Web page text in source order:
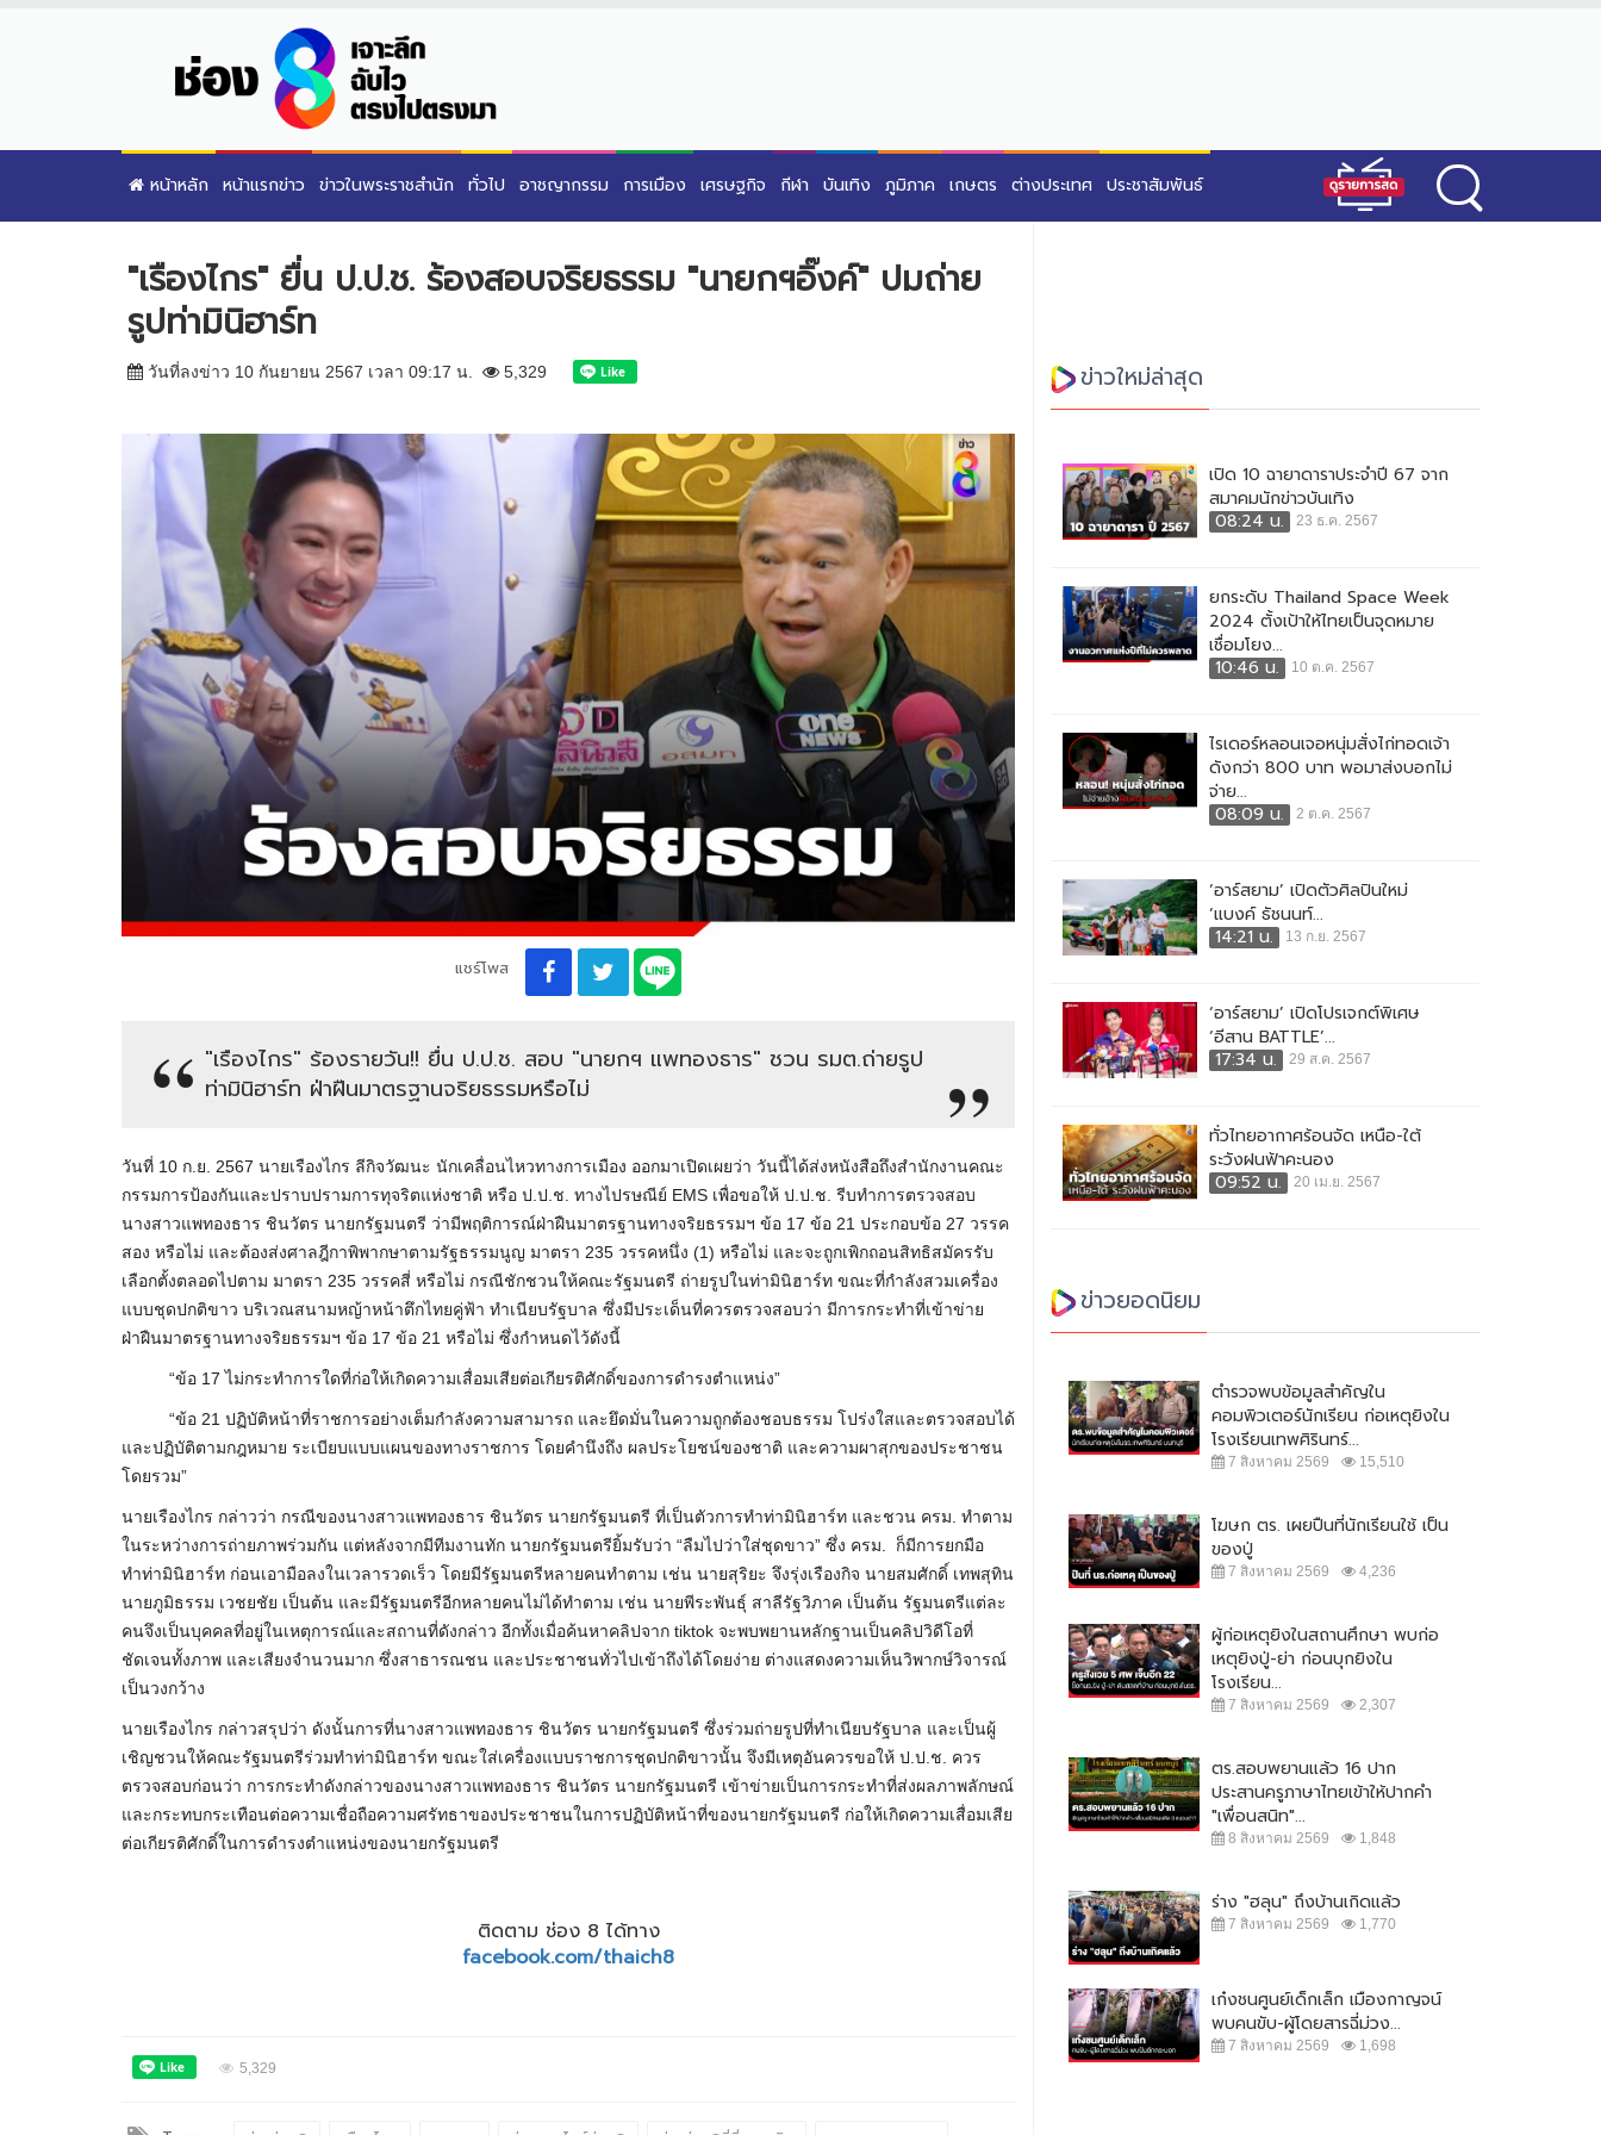
หน้าหลัก หน้าแรกข่าว ข่าวในพระราชสำนัก ทั่วไป อาชญากรรม การเมือง เศรษฐกิจ กีฬา บันเทิง ภูมิภาค เกษตร ต่างประเทศ ประชาสัมพันธ์
"เรืองไกร" ยื่น ป.ป.ช. ร้องสอบจริยธรรม "นายกฯอิ๊งค์" ปมถ่าย
รูปท่ามินิฮาร์ท
วันที่ลงข่าว 10 กันยายน 2567 เวลา 09:17 น. 5,329
แชร์โพส
"เรืองไกร" ร้องรายวัน​!! ยื่น​ ป.ป.ช. สอบ​ "นายกฯ แพทองธาร" ชวน รมต.ถ่ายรูป
ท่ามินิฮาร์ท ฝ่าฝืนมาตรฐานจริยธรรมหรือไม่
วันที่ 10 ก.ย. 2567 นายเรืองไกร ลีกิจวัฒนะ นักเคลื่อนไหวทางการเมือง ออกมาเปิดเผยว่า วันนี้ได้ส่งหนังสือถึงสำนักงานคณะ
กรรมการป้องกันและปราบปรามการทุจริตแห่งชาติ หรือ ป.ป.ช. ทางไปรษณีย์ EMS เพื่อขอให้ ป.ป.ช. รีบทำการตรวจสอบ
นางสาวแพทองธาร ชินวัตร นายกรัฐมนตรี ว่ามีพฤติการณ์ฝ่าฝืนมาตรฐานทางจริยธรรมฯ ข้อ 17 ข้อ 21 ประกอบข้อ 27 วรรค
สอง หรือไม่ และต้องส่งศาลฎีกาพิพากษาตามรัฐธรรมนูญ มาตรา 235 วรรคหนึ่ง (1) หรือไม่ และจะถูกเพิกถอนสิทธิสมัครรับ
เลือกตั้งตลอดไปตาม มาตรา 235 วรรคสี่ หรือไม่ กรณีชักชวนให้คณะรัฐมนตรี ถ่ายรูปในท่ามินิฮาร์ท ขณะที่กำลังสวมเครื่อง
แบบชุดปกติขาว บริเวณสนามหญ้าหน้าตึกไทยคู่ฟ้า ทำเนียบรัฐบาล ซึ่งมีประเด็นที่ควรตรวจสอบว่า มีการกระทำที่เข้าข่าย
ฝ่าฝืนมาตรฐานทางจริยธรรมฯ ข้อ 17 ข้อ 21 หรือไม่ ซึ่งกำหนดไว้ดังนี้
“ข้อ 17 ไม่กระทำการใดที่ก่อให้เกิดความเสื่อมเสียต่อเกียรติศักดิ์ของการดำรงตำแหน่ง”
“ข้อ 21 ปฏิบัติหน้าที่ราชการอย่างเต็มกําลังความสามารถ และยึดมั่นในความถูกต้องชอบธรรม โปร่งใสและตรวจสอบได้
และปฏิบัติตามกฎหมาย ระเบียบแบบแผนของทางราชการ โดยคำนึงถึง ผลประโยชน์ของชาติ และความผาสุกของประชาชน
โดยรวม”
นายเรืองไกร กล่าวว่า กรณีของนางสาวแพทองธาร ชินวัตร นายกรัฐมนตรี ที่เป็นตัวการทำท่ามินิฮาร์ท และชวน ครม. ทำตาม
ในระหว่างการถ่ายภาพร่วมกัน แต่หลังจากมีทีมงานทัก นายกรัฐมนตรียิ้มรับว่า “ลืมไปว่าใส่ชุดขาว” ซึ่ง ครม. ก็มีการยกมือ
ทำท่ามินิฮาร์ท ก่อนเอามือลงในเวลารวดเร็ว โดยมีรัฐมนตรีหลายคนทำตาม เช่น นายสุริยะ จึงรุ่งเรืองกิจ นายสมศักดิ์ เทพสุทิน
นายภูมิธรรม เวชยชัย เป็นต้น และมีรัฐมนตรีอีกหลายคนไม่ได้ทำตาม เช่น นายพีระพันธุ์ สาลีรัฐวิภาค เป็นต้น รัฐมนตรีแต่ละ
คนจึงเป็นบุคคลที่อยู่ในเหตุการณ์และสถานที่ดังกล่าว อีกทั้งเมื่อค้นหาคลิปจาก tiktok จะพบพยานหลักฐานเป็นคลิปวิดีโอที่
ชัดเจนทั้งภาพ และเสียงจำนวนมาก ซึ่งสาธารณชน และประชาชนทั่วไปเข้าถึงได้โดยง่าย ต่างแสดงความเห็นวิพากษ์วิจารณ์
เป็นวงกว้าง
นายเรืองไกร กล่าวสรุปว่า ดังนั้นการที่นางสาวแพทองธาร ชินวัตร นายกรัฐมนตรี ซึ่งร่วมถ่ายรูปที่ทำเนียบรัฐบาล และเป็นผู้
เชิญชวนให้คณะรัฐมนตรีร่วมทำท่ามินิฮาร์ท ขณะใส่เครื่องแบบราชการชุดปกติขาวนั้น จึงมีเหตุอันควรขอให้ ป.ป.ช. ควร
ตรวจสอบก่อนว่า การกระทำดังกล่าวของนางสาวแพทองธาร ชินวัตร นายกรัฐมนตรี เข้าข่ายเป็นการกระทำที่ส่งผลภาพลักษณ์
และกระทบกระเทือนต่อความเชื่อถือความศรัทธาของประชาชนในการปฏิบัติหน้าที่ของนายกรัฐมนตรี ก่อให้เกิดความเสื่อมเสีย
ต่อเกียรติศักดิ์ในการดำรงตำแหน่งของนายกรัฐมนตรี
ติดตาม ช่อง 8 ได้ทาง
facebook.com/thaich8
5,329
ข่าวใหม่ล่าสุด
เปิด 10 ฉายาดาราประจำปี 67 จาก
สมาคมนักข่าวบันเทิง
08:24 น.
23 ธ.ค. 2567
ยกระดับ Thailand Space Week
2024 ตั้งเป้าให้ไทยเป็นจุดหมาย
เชื่อมโยง...
10:46 น.
10 ต.ค. 2567
ไรเดอร์หลอนเจอหนุ่มสั่งไก่ทอดเจ้า
ดังกว่า 800 บาท พอมาส่งบอกไม่
จ่าย...
08:09 น.
2 ต.ค. 2567
‘อาร์สยาม’ เปิดตัวศิลปินใหม่
‘แบงค์ ธัชนนท์...
14:21 น.
13 ก.ย. 2567
‘อาร์สยาม’ เปิดโปรเจกต์พิเศษ
‘อีสาน BATTLE’...
17:34 น.
29 ส.ค. 2567
ทั่วไทยอากาศร้อนจัด เหนือ-ใต้
ระวังฝนฟ้าคะนอง
09:52 น.
20 เม.ย. 2567
ข่าวยอดนิยม
ตำรวจพบข้อมูลสำคัญใน
คอมพิวเตอร์นักเรียน ก่อเหตุยิงใน
โรงเรียนเทพศิรินทร์...
7 สิงหาคม 2569 15,510
โฆษก ตร. เผยปืนที่นักเรียนใช้ เป็น
ของปู่
7 สิงหาคม 2569 4,236
ผู้ก่อเหตุยิงในสถานศึกษา พบก่อ
เหตุยิงปู่-ย่า ก่อนบุกยิงใน
โรงเรียน...
7 สิงหาคม 2569 2,307
ตร.สอบพยานแล้ว 16 ปาก
ประสานครูภาษาไทยเข้าให้ปากคำ
"เพื่อนสนิท"...
8 สิงหาคม 2569 1,848
ร่าง "ฮลุน" ถึงบ้านเกิดแล้ว
7 สิงหาคม 2569 1,770
เก๋งชนศูนย์เด็กเล็ก เมืองกาญจน์
พบคนขับ-ผู้โดยสารฉี่ม่วง...
7 สิงหาคม 2569 1,698